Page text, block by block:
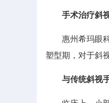
手术治疗斜
惠州希玛眼科
塑型期，对于斜
与传统斜视